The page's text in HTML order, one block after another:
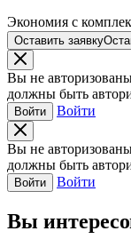
Экономия с
Оставить заявку
Вы не
должны быть
Войти Войти
Вы не
должны быть
Войти Войти
Вы